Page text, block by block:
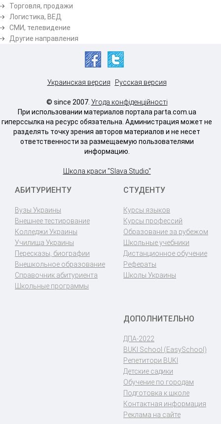
Торговля, продажи
Логистика, ВЕД
СМИ, телевидение
Другие направления
Украинская версия Русская версия
© since 2007. Угода конфіденційності
При использовании материалов портала parta.com.ua
гиперссылка на ресурс обязательна. Администрация может не
разделять точку зрения авторов материалов и не несет
ответственности за размещаемую пользователями
информацию.
Школа краси "Slava Studio"
АБИТУРИЕНТУ
Вузы Украины
Внешнее тестирование
Колледжи Украины
Училища Украины
Пересказы, биографии
Внешкольное образование
Справочник абитуриента
Школьные программы
СТУДЕНТУ
Курсы языков
Курсы профессий
Образование за рубежом
Школьные учебники
Дистанционное обучение
Рефераты
Школы Украины
ДОПОЛНИТЕЛЬНО
ДПА-2022
BUKI School (EasySchool)
Репетитори BUKI
Детские садики
Обучение по городам
Подготовка к школе
Контактная информация
Реклама на сайте